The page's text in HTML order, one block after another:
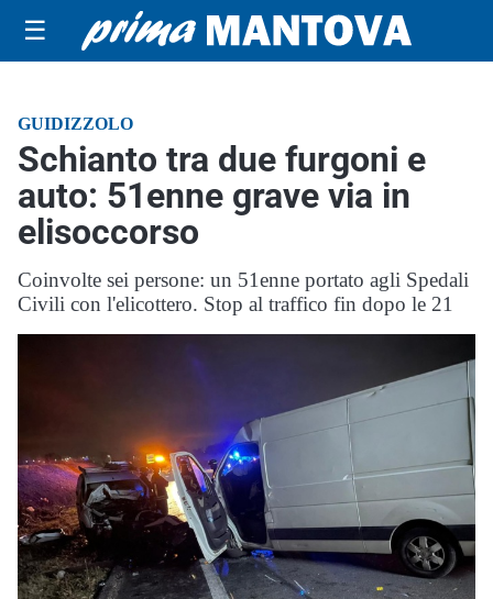
☰
GUIDIZZOLO
Schianto tra due furgoni e
auto: 51enne grave via in
elisoccorso
Coinvolte sei persone: un 51enne portato agli Spedali
Civili con l'elicottero. Stop al traffico fin dopo le 21